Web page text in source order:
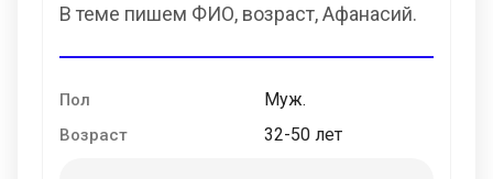
В теме пишем ФИО, возраст, Афанасий.
Пол Муж.
Возраст 32-50 лет